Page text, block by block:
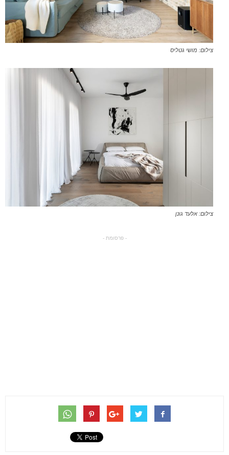
צילום: מושי גטליס
צילום: אלעד גונן
- פרסומת -